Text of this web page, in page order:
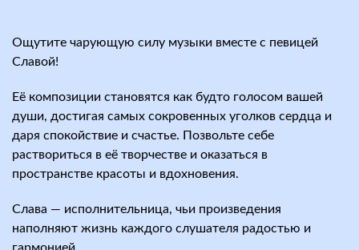
Ощутите чарующую силу музыки вместе с певицей
Славой!
Её композиции становятся как будто голосом вашей
души, достигая самых сокровенных уголков сердца и
даря спокойствие и счастье. Позвольте себе
раствориться в её творчестве и оказаться в
пространстве красоты и вдохновения.
Слава — исполнительница, чьи произведения
наполняют жизнь каждого слушателя радостью и